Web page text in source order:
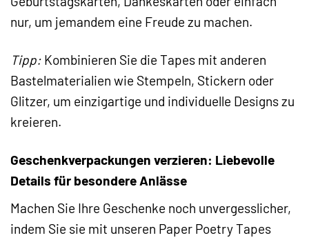
nur, um jemandem eine Freude zu machen.
Tipp: Kombinieren Sie die Tapes mit anderen
Bastelmaterialien wie Stempeln, Stickern oder
Glitzer, um einzigartige und individuelle Designs zu
kreieren.
Geschenkverpackungen verzieren: Liebevolle
Details für besondere Anlässe
Machen Sie Ihre Geschenke noch unvergesslicher,
indem Sie sie mit unseren Paper Poetry Tapes